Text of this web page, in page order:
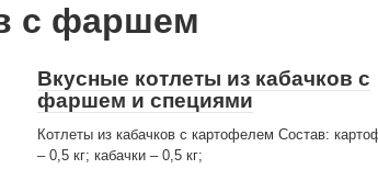
с фаршем
Вкусные котлеты из кабачков с
фаршем и специями
Котлеты из кабачков с картофелем Состав:
– 0,5 кг; кабачки – 0,5 кг;